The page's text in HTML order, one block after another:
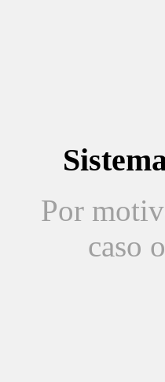
Por
caso